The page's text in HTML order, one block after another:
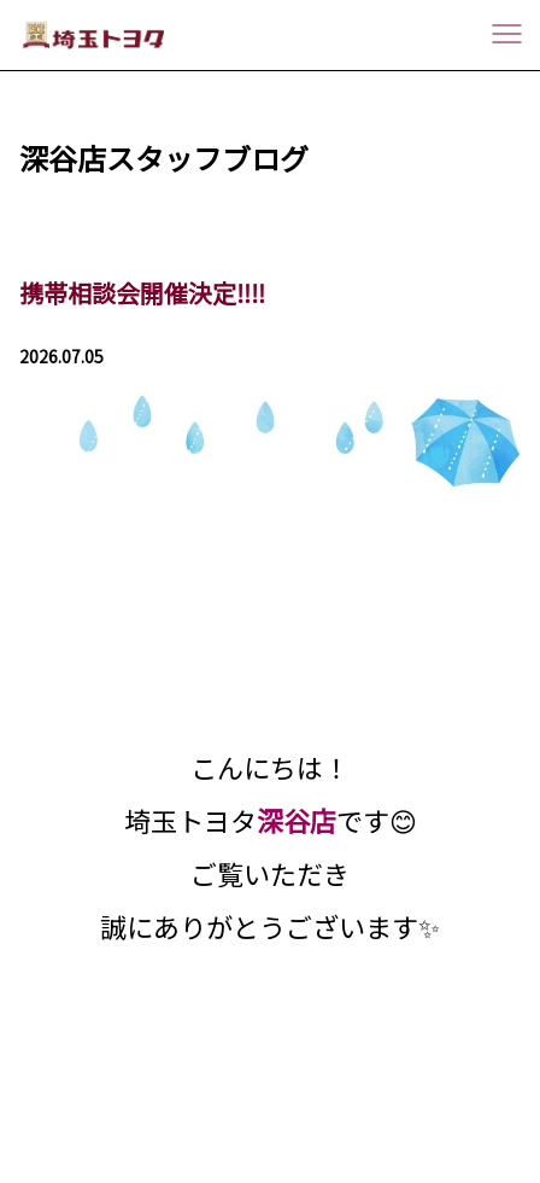
深谷店スタッフブログ
携帯相談会開催決定‼️‼️
2026.07.05
こんにちは！
埼玉トヨタ深谷店です😊
ご覧いただき
誠にありがとうございます✨